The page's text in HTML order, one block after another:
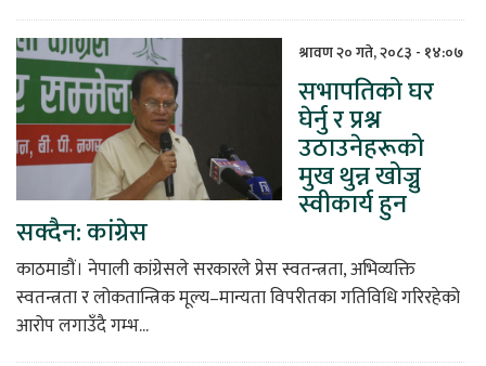
श्रावण २० गते, २०८३ - १४:०७
सभापतिको घर
घेर्नु र प्रश्न
उठाउनेहरूको
मुख थुन्न खोज्नु
स्वीकार्य हुन
सक्दैन: कांग्रेस
काठमाडौं। नेपाली कांग्रेसले सरकारले प्रेस स्वतन्त्रता, अभिव्यक्ति
स्वतन्त्रता र लोकतान्त्रिक मूल्य–मान्यता विपरीतका गतिविधि गरिरहेको
आरोप लगाउँदै गम्भ...